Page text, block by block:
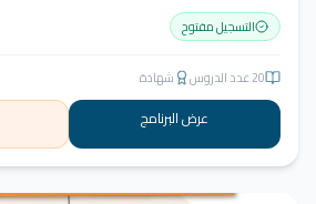
التسجيل مفتوح
20عدد الدروس شهادة
عرض البرنامج